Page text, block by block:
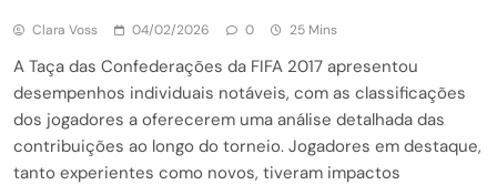
Clara Voss 04/02/2026 0 25 Mins
A Taça das Confederações da FIFA 2017 apresentou
desempenhos individuais notáveis, com as classificações
dos jogadores a oferecerem uma análise detalhada das
contribuições ao longo do torneio. Jogadores em destaque,
tanto experientes como novos, tiveram impactos